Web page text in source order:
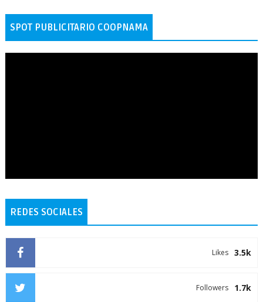
SPOT PUBLICITARIO COOPNAMA
REDES SOCIALES
3.5k
Likes
1.7k
Followers